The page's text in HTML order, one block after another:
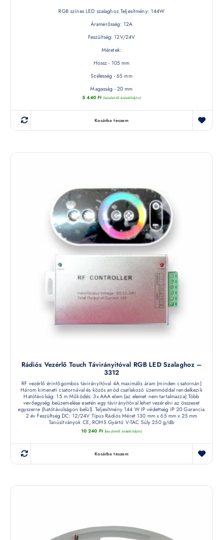
RGB színes LED szalaghoz Teljesítmény: 144W
Áramerősség: 12A
Feszültség: 12V/24V
Méretek:
Hossz - 105 mm
Szélesség - 65 mm
Magasság - 20 mm
5 440 Ft (készletről érdeklődjön)
Kosárba teszem
Rádiós Vezérlő Touch Távirányítóval RGB LED Szalaghoz –
3312
RF vezérlő érintőgombos távirányítóval 4A maximális áram (minden csatornán)
Három kimeneti csatornával és közös anód csatlakozó üzemmóddal rendelkezik
Hatótávolság: 15 m Működés: 3x AAA elem (az elemet nem tartalmazza) Több
vevőegység beüzemelése esetén egy távirányítóval lehet vezérelni az összeset
egyszerre (hatótávolságon belül). Teljesítmény 144 W IP védettség IP 20 Garancia
2 év Feszültség DC: 12/24V Típus Rádiós Méret 130 mm x 65 mm x 25 mm
Tanúsítványok CE, ROHS Gyártó V-TAC Súly 250 g/db
10 240 Ft (készletről érdeklődjön)
Kosárba teszem